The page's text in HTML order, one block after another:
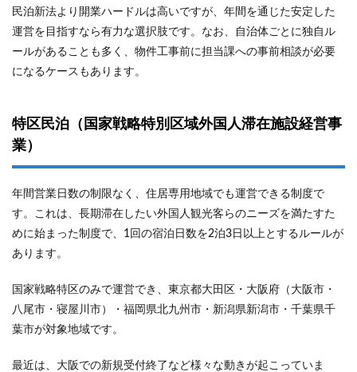
要！
ただ
し、
届出
は許
3
民泊
期費
いく
ら？
3.1
費用
の内
相場
4
民泊新法より開業ハードルは高いですが、年間を通じた安定した
運営を目指すなら有力な選択肢です。なお、自治体ごとに独自ル
ールがあることも多く、物件工事前に担当課への事前相談が必要
になるケースもあります。
特区民泊（国家戦略特別区域外国人滞在施設経営事
業）
年間営業日数の制限なく、住居専用地域でも運営できる制度で
す。これは、長期滞在したい外国人観光客らのニーズを満たすた
めに始まった制度で、1回の宿泊日数を2泊3日以上とするルールが
あります。
国家戦略特区のみで運営でき、東京都大田区・大阪府（大阪市・
八尾市・寝屋川市）・福岡県北九州市・新潟県新潟市・千葉県千
葉市が対象地域です。
最近は、大阪での新規受付終了など様々な動きが起こっていま